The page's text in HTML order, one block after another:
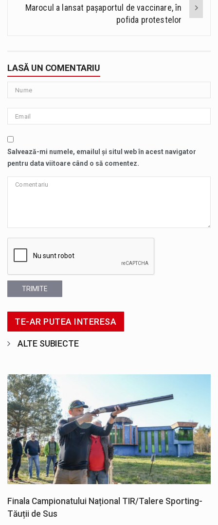
Marocul a lansat paşaportul de vaccinare, în
pofida protestelor
LASĂ UN COMENTARIU
Salvează-mi numele, emailul și situl web în acest navigator
pentru data viitoare când o să comentez.
TRIMITE
TE-AR PUTEA INTERESA
ALTE SUBIECTE
Finala Campionatului Național TIR/Talere Sporting-
Tăuții de Sus